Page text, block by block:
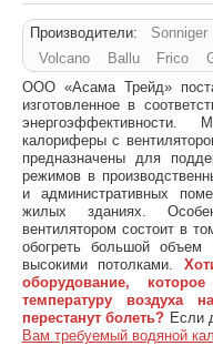
Производители: Sonniger
Volcano
Ballu Frico
ООО «Асама Трейд»
изготовленное в
калориферы с
предназначены для
режимов в
и административных
жилых зданиях.
вентилятором состоит в
обогреть большой
высокими потолками.
оборудование,
температуру воздуха
перестанут болеть? Если
Вам требуемый водяной